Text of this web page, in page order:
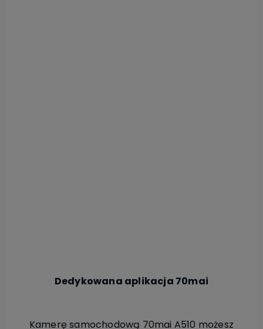
Dedykowana aplikacja 70mai
Kamerę samochodową 70mai A510 możesz